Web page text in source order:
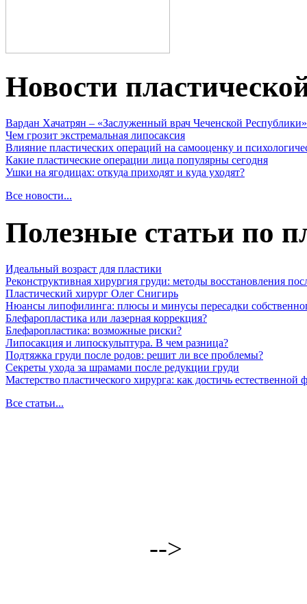
Новости
Вардан Хачатрян – «Заслуженный врач Чеченской Республики»
Чем грозит экстремальная липосаксия
Влияние пластических операций на самооценку и
Какие пластические операции лица популярны сегодня
Ушки на ягодицах: откуда приходят и куда уходят?
Все новости...
Полезные статьи по
Идеальный возраст для пластики
Реконструктивная хирургия груди: методы восстановления
Пластический хирург Олег Снигирь
Нюансы липофилинга: плюсы и минусы пересадки
Блефаропластика или лазерная коррекция?
Блефаропластика: возможные риски?
Липосакция и липоскульптура. В чем разница?
Подтяжка груди после родов: решит ли все проблемы?
Секреты ухода за шрамами после редукции груди
Мастерство пластического хирурга: как достичь
Все статьи...
-->